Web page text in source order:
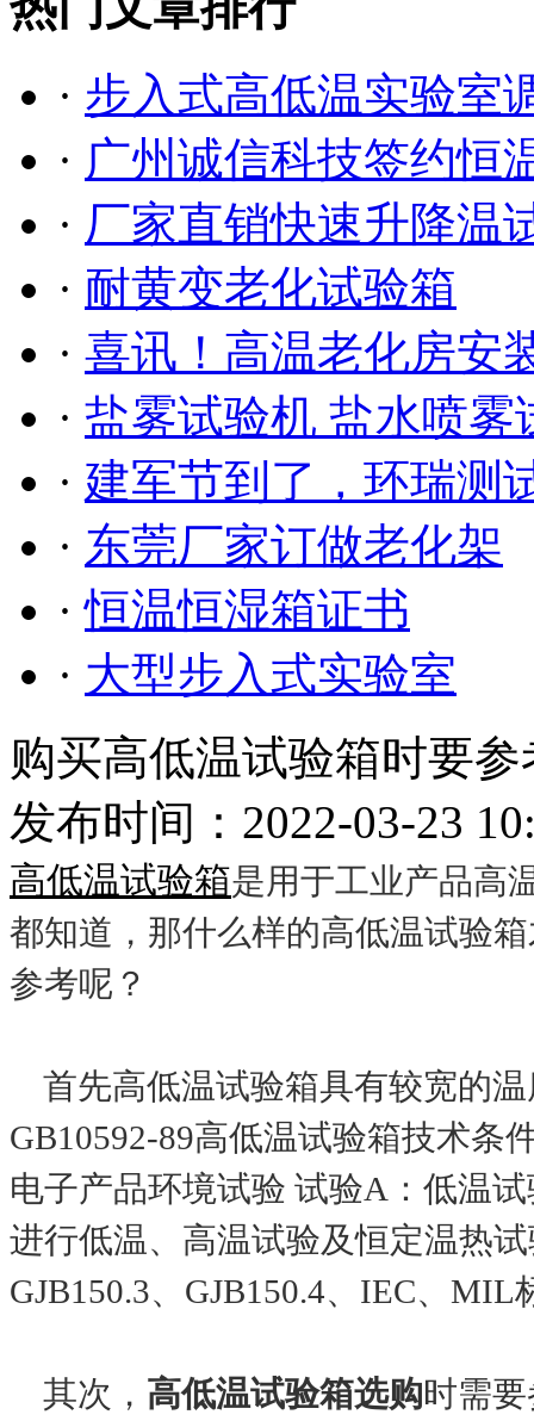
· 步入式高低温实验室
· 广州诚信科技签约恒
· 厂家直销快速升降温
· 耐黄变老化试验箱
· 喜讯！高温老化房安
· 盐雾试验机 盐水喷
· 建军节到了，环瑞测
· 东莞厂家订做老化架
·恒温恒湿箱证书
· 大型步入式实验室
购买高低温试验箱时要
发布时间：2022-03-23
高低温试验箱是用于工业产品高
都知道，那什么样的高低温试验
参考呢？
首先高低温试验箱具有较宽的
GB10592-89高低温试验箱技术条
电子产品环境试验 试验A：低温
进行低温、高温试验及恒定温热
GJB150.3、GJB150.4、IEC、MIL
其次， 高低温试验箱选购时需